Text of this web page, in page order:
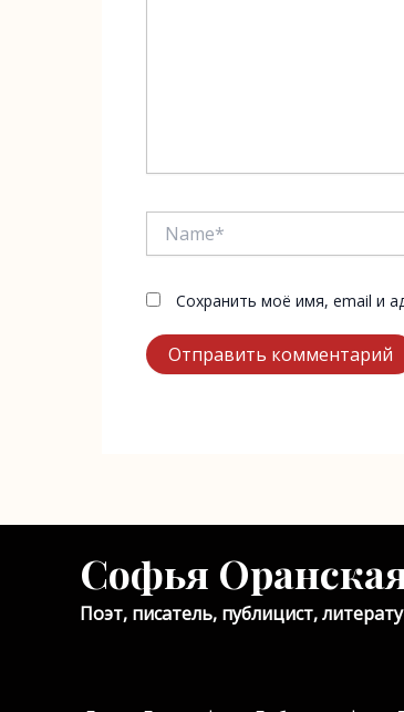
Сохранить моё имя, email и
Софья
Поэт, писатель, публицист,